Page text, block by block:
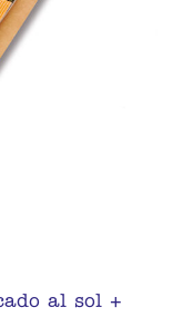
al sol +